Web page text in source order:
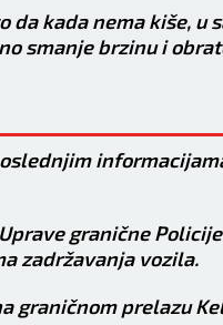
da kada nema kiše, u
smanje brzinu i
granične
zadržavanja vozila.
graničnom prelazu